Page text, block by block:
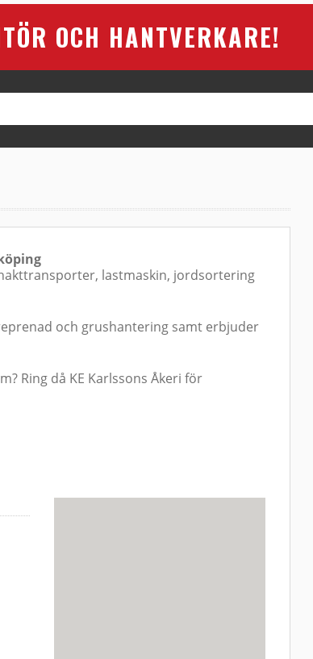
OCH HANTVERKARE!
lastmaskin, jordsortering
och grushantering samt erbjuder
Ring då KE Karlssons Åkeri för